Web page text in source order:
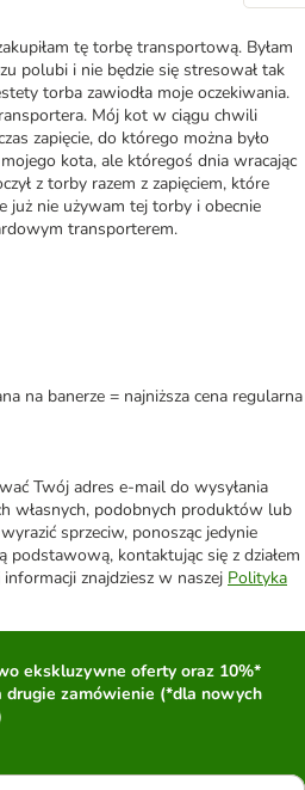
tę torbę transportową. Byłam
polubi i nie będzie się stresował tak
torba zawiodła moje oczekiwania.
Mój kot w ciągu chwili
zapięcie, do którego można było
kota, ale któregoś dnia wracając
z torby razem z zapięciem, które
już nie używam tej torby i obecnie
transporterem.
na banerze = najniższa cena regularna
Twój adres e-mail do wysyłania
własnych, podobnych produktów lub
sprzeciw, ponosząc jedynie
podstawową, kontaktując się z działem
znajdziesz w naszej Polityka
ekskluzywne oferty oraz 10%*
drugie zamówienie (*dla nowych